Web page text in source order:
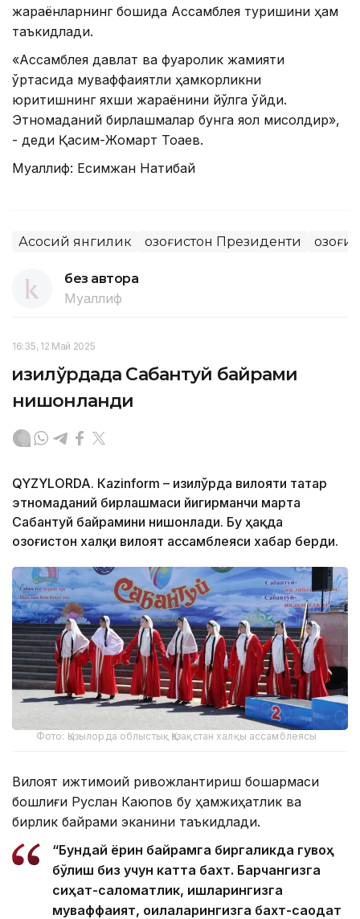
жараёнларнинг бошида Ассамблея туришини ҳам
таъкидлади.
«Ассамблея давлат ва фуқаролик жамияти
ўртасида муваффақиятли ҳамкорликни
юритишнинг яхши жараёнини йўлга қўйди.
Этномаданий бирлашмалар бунга яққол мисолдир»,
- деди Қасим-Жомарт Тоқаев.
Муаллиф: Есимжан Нақтибай
Асосий янгилик Қозоғистон Президенти
без автора
Муаллиф
16:35, 12 Май 2025
Қизилўрдада Сабантуй байрами
нишонланди
QYZYLORDA. Кazinform – Қизилўрда вилояти татар
этномаданий бирлашмаси йигирманчи марта
Сабантуй байрамини нишонлади. Бу ҳақда
Қозоғистон халқи вилоят ассамблеяси хабар берди.
Фото: Қызылорда облыстық Қазақстан халқы ассамблеясы
Вилоят ижтимоий ривожлантириш бошқармаси
бошлиғи Руслан Каюпов бу ҳамжиҳатлик ва
бирлик байрами эканини таъкидлади.
“Бундай ёрқин байрамга биргаликда гувоҳ
бўлиш биз учун катта бахт. Барчангизга
сиҳат-саломатлик, ишларингизга
муваффақият, оилаларингизга бахт-саодат